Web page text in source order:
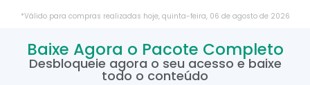
*Válido para compras realizadas hoje, quinta-feira, 06 de agostode 2026
Baixe Agora o Pacote Completo
Desbloqueie agora o seu acesso e baixe
todo o conteúdo